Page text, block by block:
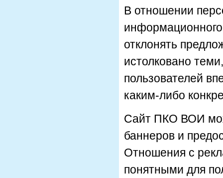
В отношении
отклонять
истолковано
пользователей
каким-либо
Сайт ПКО ВОИ
баннеров и
Отношения с
понятными для